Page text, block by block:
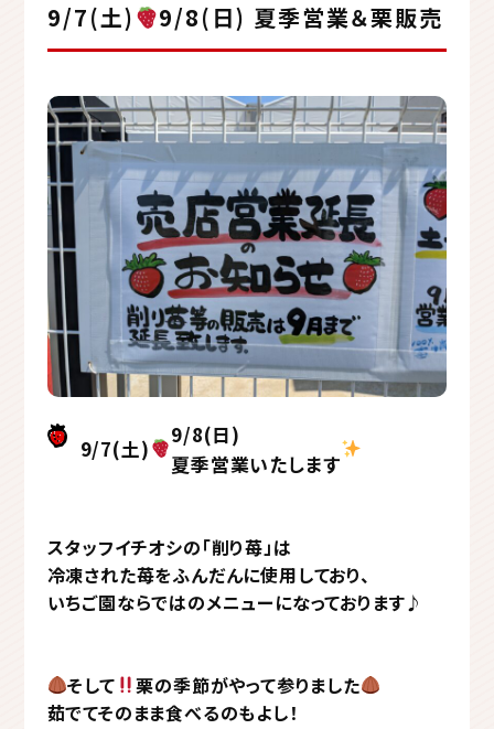
9/7(土) 9/8(日) 夏季営業＆栗販売
9/7(土)
9/8(日)
夏季営業いたします
スタッフイチオシの「削り苺」は
冷凍された苺をふんだんに使用しており、
いちご園ならではのメニューになっております♪
そして
栗の季節がやって参りました
茹でてそのまま食べるのもよし！